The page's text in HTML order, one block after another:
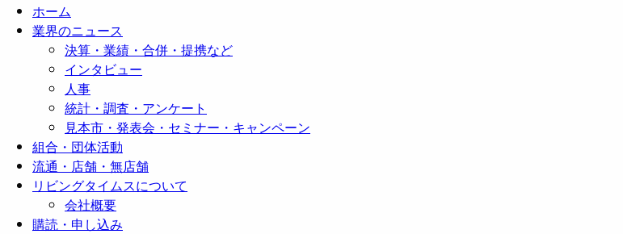
ホーム
業界のニュース
決算・業績・合併・提携など
インタビュー
人事
統計・調査・アンケート
見本市・発表会・セミナー・キャンペーン
組合・団体活動
流通・店舗・無店舗
リビングタイムスについて
会社概要
購読・申し込み